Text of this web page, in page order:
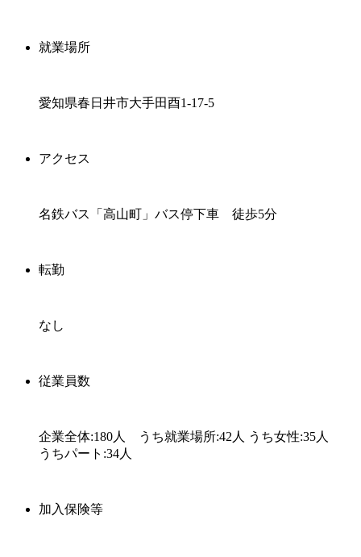
就業場所
愛知県春日井市大手田酉1-17-5
アクセス
名鉄バス「高山町」バス停下車 徒歩5分
転勤
なし
従業員数
企業全体:180人 うち就業場所:42人 うち女性:35人
うちパート:34人
加入保険等